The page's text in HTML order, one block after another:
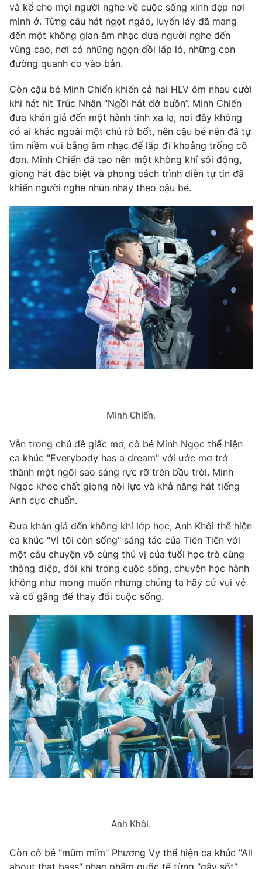
VTV4 Vươn mình bằng AI
VTV9 VTV8
THỜI BÁO VTV
Theo dõi báo trên
Cơ quan chủ quản:Đài Truyền hình Việt Nam
Cơ quan báo chí:
Thời báo VTV
Giấy phép hoạt động báo in và báo điện tử số 483/GP-BTTTT
cấp ngày 29/12/2023
Tổng Biên tập:
Vũ Thanh Thủy
Phó Tổng Biên tập:Nguyễn Thị Mỹ Hạnh, Phạm Quốc Thắng,
Nguyễn Trọng Ninh
Tổng đài VTV:024.38 355 931 - 024.38 355 932
Ðiện thoại Thời báo VTV:024.66 897 897
Email:toasoan@vtv.vn
Liên hệ quảng cáo:
024-7300.7108
® Cấm sao chép dưới mọi hình thức nếu không có sự chấp
thuận bằng văn bản. Ghi rõ nguồn VTV.vn khi phát hành lại
thông tin từ website này.
và kể cho mọi người nghe về cuộc sống xinh đẹp nơi
mình ở. Từng câu hát ngọt ngào, luyến láy đã mang
đến một không gian âm nhạc đưa người nghe đến
vùng cao, nơi có những ngọn đồi lấp ló, những con
đường quanh co vào bản.
Còn cậu bé Minh Chiến khiến cả hai HLV ôm nhau cười
khi hát hit Trúc Nhân “Ngồi hát đỡ buồn”. Minh Chiến
đưa khán giả đến một hành tinh xa lạ, nơi đây không
có ai khác ngoài một chú rô bốt, nên cậu bé nên đã tự
tìm niềm vui bằng âm nhạc để lấp đi khoảng trống cô
đơn. Minh Chiến đã tạo nên một không khí sôi động,
giọng hát đặc biệt và phong cách trình diễn tự tin đã
khiến người nghe nhún nhảy theo cậu bé.
Minh Chiến.
Vẫn trong chủ đề giấc mơ, cô bé Minh Ngọc thể hiện
ca khúc "Everybody has a dream" với ước mơ trở
thành một ngôi sao sáng rực rỡ trên bầu trời. Minh
Ngọc khoe chất giọng nội lực và khả năng hát tiếng
Anh cực chuẩn.
Đưa khán giả đến không khí lớp học, Anh Khôi thể hiện
ca khúc "Vì tôi còn sống" sáng tác của Tiên Tiên với
một câu chuyện vô cùng thú vị của tuổi học trò cùng
thông điệp, đôi khi trong cuộc sống, chuyện học hành
không như mong muốn nhưng chúng ta hãy cứ vui vẻ
và cố gắng để thay đổi cuộc sống.
Anh Khôi.
Còn cô bé "mũm mĩm" Phương Vy thể hiện ca khúc "All